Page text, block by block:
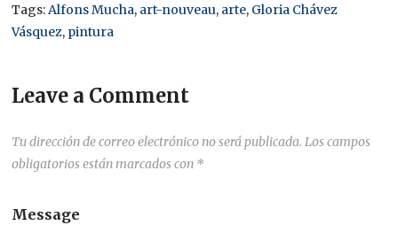
Tags:Alfons Mucha, art-nouveau, arte, Gloria Chávez
Vásquez, pintura
Leave a Comment
Tu dirección de correo electrónico no será publicada. Los campos
obligatorios están marcados con *
Message